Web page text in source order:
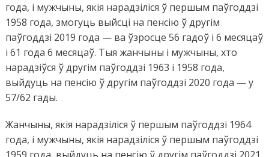
года, і мужчыны, якія нарадзіліся ў першым паўгоддзі
1958 года, змогуць выйсці на пенсію ў другім
паўгоддзі 2019 года — ва ўзросце 56 гадоў і 6 месяцаў
і 61 года 6 месяцаў. Тыя жанчыны і мужчыны, хто
нарадзіўся ў другім паўгоддзі 1963 і 1958 года,
выйдуць на пенсію ў другім паўгоддзі 2020 года — у
57/62 гады.
Жанчыны, якія нарадзіліся ў першым паўгоддзі 1964
года, і мужчыны, якія нарадзіліся ў першым паўгоддзі